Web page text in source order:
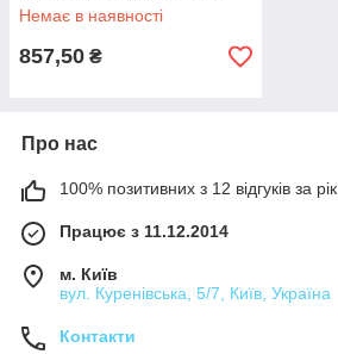
Немає в наявності
857,50 ₴
Про нас
100% позитивних з 12 відгуків за рік
Працює з 11.12.2014
м. Київ
вул. Куренівська, 5/7, Київ, Україна
Контакти